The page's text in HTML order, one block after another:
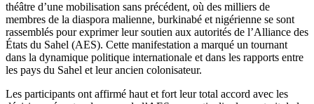
théâtre d’une mobilisation sans précédent, où des milliers de
membres de la diaspora malienne, burkinabé et nigérienne se sont
rassemblés pour exprimer leur soutien aux autorités de l’Alliance des
États du Sahel (AES). Cette manifestation a marqué un tournant
dans la dynamique politique internationale et dans les rapports entre
les pays du Sahel et leur ancien colonisateur.
Les participants ont affirmé haut et fort leur total accord avec les